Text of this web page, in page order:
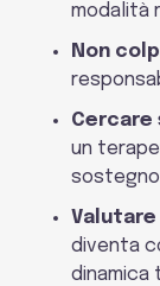
modalità
Non
un
Valutare
diventa
dinamica